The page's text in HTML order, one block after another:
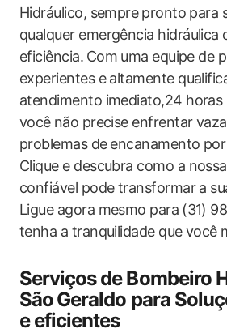
Hidráulico, ‍sempre ⁤pronto para
qualquer emergência hidráulica
eficiência. ⁣Com ⁢uma equipe de
experientes e altamente
atendimento imediato,24 horas
você ⁢não precise enfrentar
problemas de ⁣encanamento
Clique e descubra como a
confiável pode transformar a
Ligue agora mesmo para ⁤(31)
tenha a ‍tranquilidade que você
Serviços de Bombeiro
São⁢ Geraldo para
e eficientes